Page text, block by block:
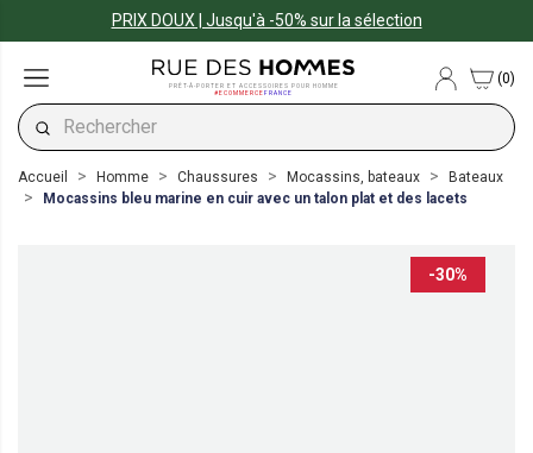
PRIX DOUX | Jusqu'à -50% sur la sélection
PRÊT-À-PORTER ET ACCESSOIRES POUR HOMME
#ECOMMERCEFRANCE
(0)
Accueil Homme Chaussures Mocassins, bateaux
Bateaux
Mocassins bleu marine en cuir avec un talon plat et des lacets
-30%